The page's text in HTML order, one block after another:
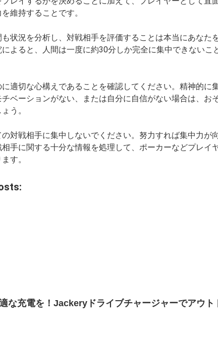
維持することです。
状況を分析し、対戦相手を評価することは本当にあなた
よると、人間は一度に約30分しか完全に集中できないこ
適切な心構えであることを確認してください。精神的に
ベーションがない、または自分に自信がない場合は、お
う。
対戦相手に集中しないでください。努力すれば集中力が
手に関する十分な情報を処理して、ポーカーなどプレイ
す。
な充電を！Jackeryドライブチャージャーでアウト